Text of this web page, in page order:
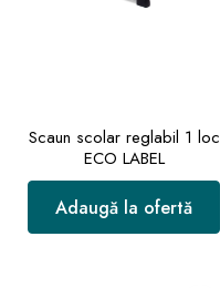
Scaun scolar reglabil 1 loc
ECO LABEL
Adaugă la ofertă